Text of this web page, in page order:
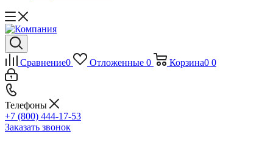
Сравнение0 Отложенные 0 Корзина0 0
Телефоны
+7 (800) 444-17-53
Заказать звонок